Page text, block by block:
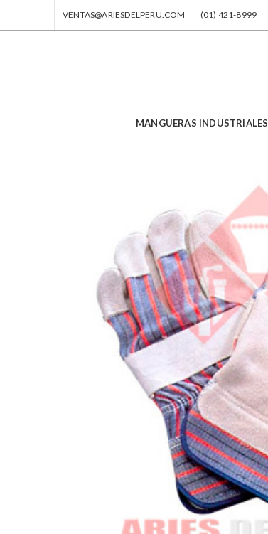
VENTAS@ARIESDELPERU.COM (01) 421-8999
MANGUERAS INDUSTRIALES